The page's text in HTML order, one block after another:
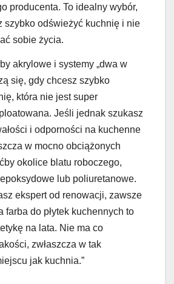
producenta. To idealny wybór,
szybko odświeżyć kuchnię i nie
sobie życia.
akrylowe i systemy „dwa w
się, gdy chcesz szybko
która nie jest super
Jeśli jednak szukasz
i odporności na kuchenne
w mocno obciążonych
okolice blatu roboczego,
lub poliuretanowe.
ekspert od renowacji, zawsze
farba do płytek kuchennych to
na lata. Nie ma co
zwłaszcza w tak
jak kuchnia.”